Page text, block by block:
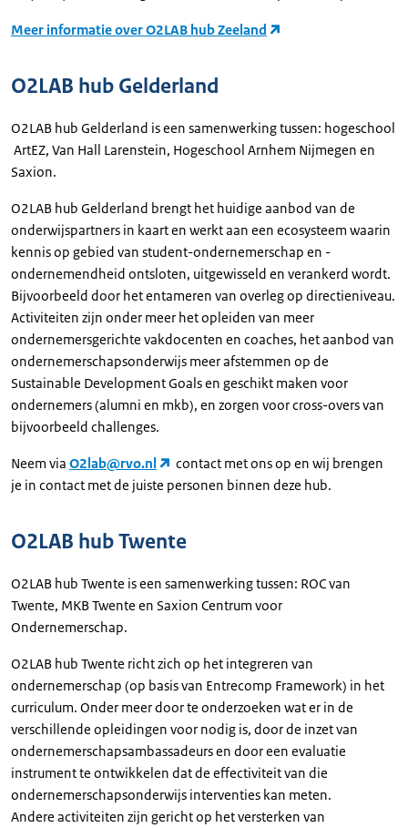
Meer informatie over O2LAB hub Zeeland
O2LAB hub Gelderland
O2LAB hub Gelderland is een samenwerking tussen: hogeschool
ArtEZ, Van Hall Larenstein, Hogeschool Arnhem Nijmegen en
Saxion.
O2LAB hub Gelderland brengt het huidige aanbod van de
onderwijspartners in kaart en werkt aan een ecosysteem waarin
kennis op gebied van student-ondernemerschap en -
ondernemendheid ontsloten, uitgewisseld en verankerd wordt.
Bijvoorbeeld door het entameren van overleg op directieniveau.
Activiteiten zijn onder meer het opleiden van meer
ondernemersgerichte vakdocenten en coaches, het aanbod van
ondernemerschapsonderwijs meer afstemmen op de
Sustainable Development Goals en geschikt maken voor
ondernemers (alumni en mkb), en zorgen voor cross-overs van
bijvoorbeeld challenges.
Neem via O2lab@rvo.nl
contact met ons op en wij brengen
je in contact met de juiste personen binnen deze hub.
O2LAB hub Twente
O2LAB hub Twente is een samenwerking tussen: ROC van
Twente, MKB Twente en Saxion Centrum voor
Ondernemerschap.
O2LAB hub Twente richt zich op het integreren van
ondernemerschap (op basis van Entrecomp Framework) in het
curriculum. Onder meer door te onderzoeken wat er in de
verschillende opleidingen voor nodig is, door de inzet van
ondernemerschapsambassadeurs en door een evaluatie
instrument te ontwikkelen dat de effectiviteit van die
ondernemerschapsonderwijs interventies kan meten.
Andere activiteiten zijn gericht op het versterken van